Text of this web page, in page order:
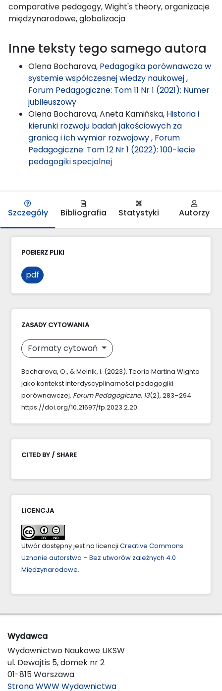
comparative pedagogy, Wight's theory, organizacje
międzynarodowe, globalizacja
Inne teksty tego samego autora
Olena Bocharova, Pedagogika porównawcza w
systemie współczesnej wiedzy naukowej,
Forum Pedagogiczne: Tom 11 Nr 1 (2021): Numer
jubileuszowy
Olena Bocharova, Aneta Kamińska, Historia i
kierunki rozwoju badań jakościowych za
granicą i ich wymiar rozwojowy, Forum
Pedagogiczne: Tom 12 Nr 1 (2022): 100-lecie
pedagogiki specjalnej
Szczegóły Bibliografia Statystyki Autorzy
POBIERZ PLIKI
pdf
ZASADY CYTOWANIA
Formaty cytowań
Bocharova, O., & Melnik, I. (2023). Teoria Martina Wighta
jako kontekst interdyscyplinarności pedagogiki
porównawczej. Forum Pedagogiczne, 13(2), 283–294.
https://doi.org/10.21697/fp.2023.2.20
CITED BY / SHARE
LICENCJA
Utwór dostępny jest na licencji Creative Commons
Uznanie autorstwa – Bez utworów zależnych 4.0
Międzynarodowe.
Wydawca
Wydawnictwo Naukowe UKSW
ul. Dewajtis 5, domek nr 2
01-815 Warszawa
Strona WWW Wydawnictwa